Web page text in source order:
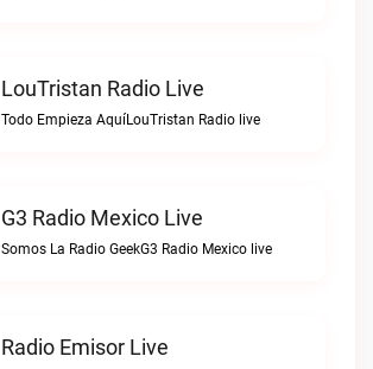
LouTristan Radio Live
Todo Empieza AquíLouTristan Radio live
G3 Radio Mexico Live
Somos La Radio GeekG3 Radio Mexico live
Radio Emisor Live